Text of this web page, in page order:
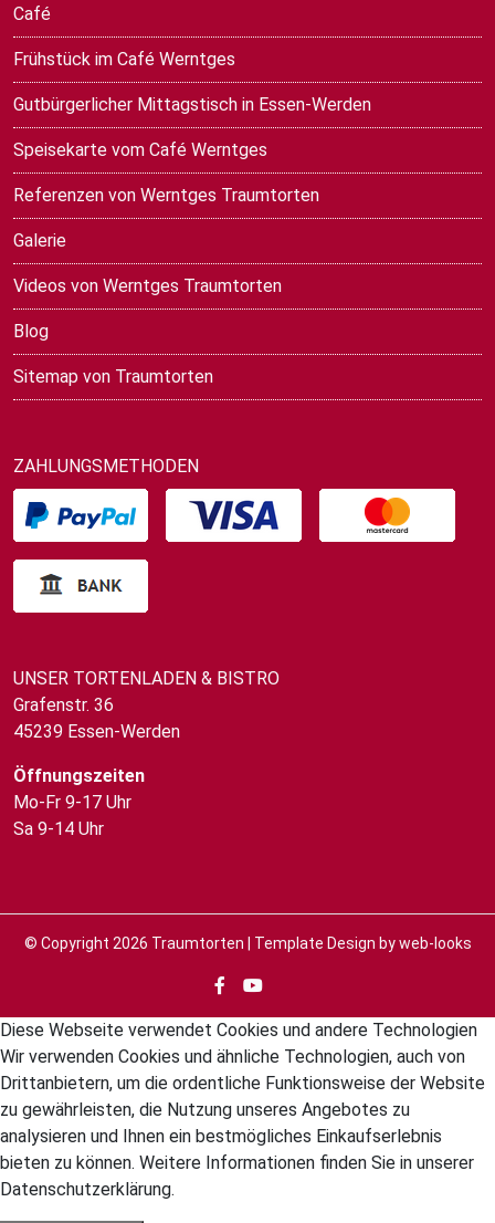
Café
Frühstück im Café Werntges
Gutbürgerlicher Mittagstisch in Essen-Werden
Speisekarte vom Café Werntges
Referenzen von Werntges Traumtorten
Galerie
Videos von Werntges Traumtorten
Blog
Sitemap von Traumtorten
ZAHLUNGSMETHODEN
UNSER TORTENLADEN & BISTRO
Grafenstr. 36
45239 Essen-Werden
Öffnungszeiten
Mo-Fr 9-17 Uhr
Sa 9-14 Uhr
© Copyright 2026 Traumtorten | Template Design byweb-looks
Diese Webseite verwendet Cookies und andere Technologien
Wir verwenden Cookies und ähnliche Technologien, auch von
Drittanbietern, um die ordentliche Funktionsweise der Website
zu gewährleisten, die Nutzung unseres Angebotes zu
analysieren und Ihnen ein bestmögliches Einkaufserlebnis
bieten zu können. Weitere Informationen finden Sie in unserer
Datenschutzerklärung.